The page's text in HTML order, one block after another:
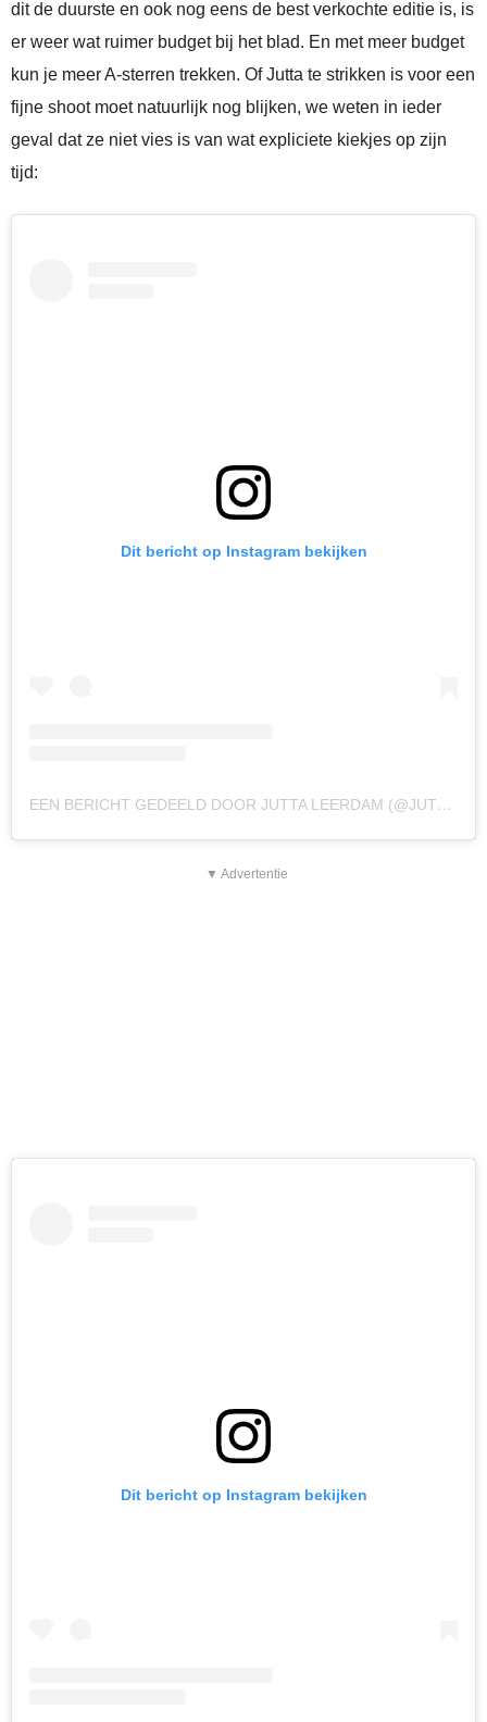
dit de duurste en ook nog eens de best verkochte editie is, is
er weer wat ruimer budget bij het blad. En met meer budget
kun je meer A-sterren trekken. Of Jutta te strikken is voor een
fijne shoot moet natuurlijk nog blijken, we weten in ieder
geval dat ze niet vies is van wat expliciete kiekjes op zijn
tijd:
Dit bericht op Instagram bekijken
EEN BERICHT GEDEELD DOOR JUTTA LEERDAM (@JUTTALEERDAM)
▼ Advertentie
Dit bericht op Instagram bekijken